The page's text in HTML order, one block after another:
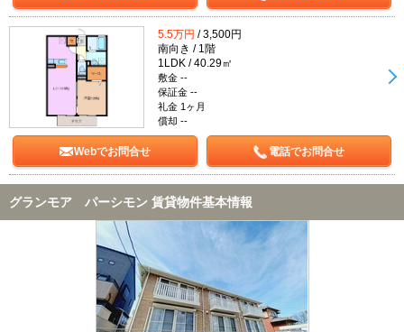
5.5万円 / 3,500円
南向き / 1階
1LDK / 40.29㎡
敷金 --
保証金 --
礼金 1ヶ月
償却 --
Webでお問合せ 電話でお問合せ
グランモア パーシモン 賃貸物件基本情報